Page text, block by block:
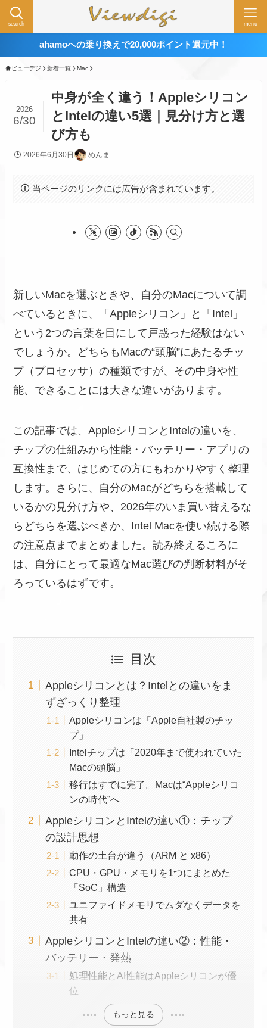
search menu
ahamoへの乗り換えで20,000ポイント還元中！
ビューデジ 新着一覧 Mac
中身が全く違う！Appleシリコン
とIntelの違い5選｜見分け方と選
び方も
2026
6/30
2026年6月30日 めんま
当ページのリンクには広告が含まれています。
新しいMacを選ぶときや、自分のMacについて調
べているときに、「Appleシリコン」と「Intel」
という2つの言葉を目にして戸惑った経験はない
でしょうか。どちらもMacの“頭脳”にあたるチッ
プ（プロセッサ）の種類ですが、その中身や性
能、できることには大きな違いがあります。
この記事では、AppleシリコンとIntelの違いを、
チップの仕組みから性能・バッテリー・アプリの
互換性まで、はじめての方にもわかりやすく整理
します。さらに、自分のMacがどちらを搭載して
いるかの見分け方や、2026年のいま買い替えるな
らどちらを選ぶべきか、Intel Macを使い続ける際
の注意点までまとめました。読み終えるころに
は、自分にとって最適なMac選びの判断材料がそ
ろっているはずです。
目次
Appleシリコンとは？Intelとの違いをま
ずざっくり整理
Appleシリコンは「Apple自社製のチッ
プ」
Intelチップは「2020年まで使われていた
Macの頭脳」
移行はすでに完了。Macは“Appleシリコ
ンの時代”へ
AppleシリコンとIntelの違い①：チップ
の設計思想
動作の土台が違う（ARM と x86）
CPU・GPU・メモリを1つにまとめた
「SoC」構造
ユニファイドメモリでムダなくデータを
共有
AppleシリコンとIntelの違い②：性能・
バッテリー・発熱
処理性能とAI性能はAppleシリコンが優
位
もっと見る